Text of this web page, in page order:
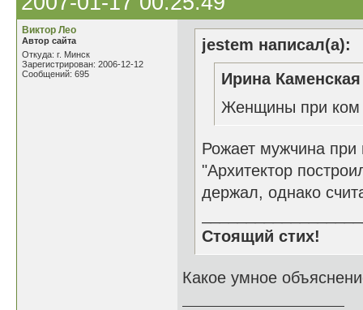
Виктор Лео
Автор сайта
Откуда: г. Минск
Зарегистрирован: 2006-12-12
Сообщений: 695
jestem написал(а):
Ирина
Женщины при ком
Рожает мужчина
"Архитектор
держал, однако
Стоящий стих!
Какое умное